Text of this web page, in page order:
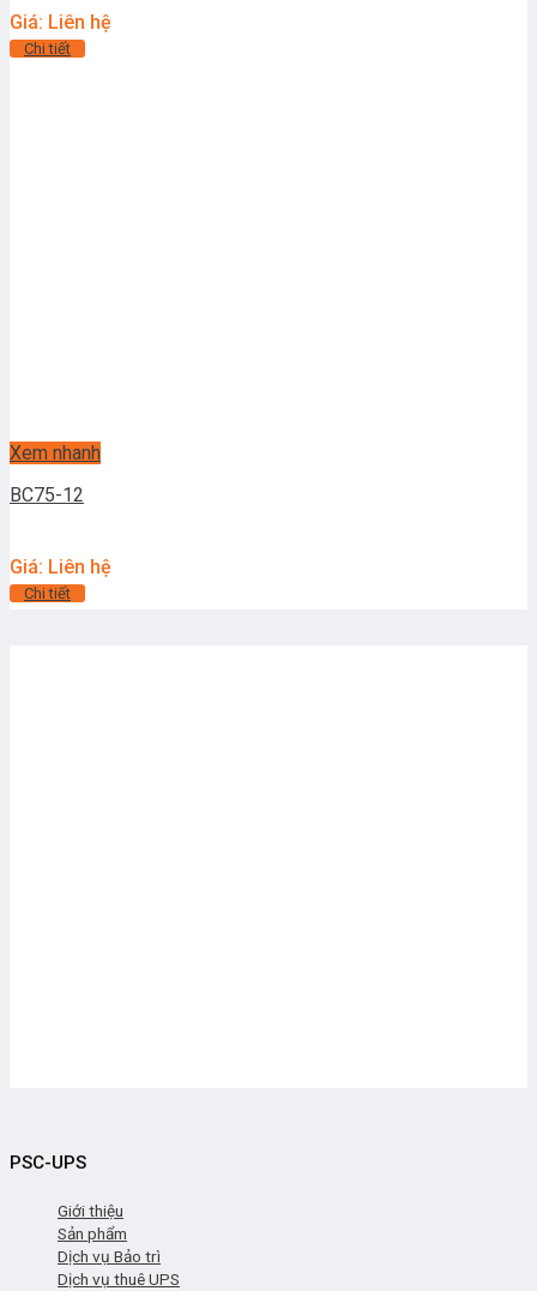
Giá: Liên hệ
Chi tiết
Xem nhanh
BC75-12
Giá: Liên hệ
Chi tiết
PSC-UPS
Giới thiệu
Sản phẩm
Dịch vụ Bảo trì
Dịch vụ thuê UPS